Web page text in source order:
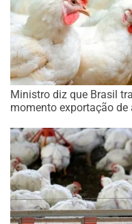
Ministro diz que Brasil
momento exportação de